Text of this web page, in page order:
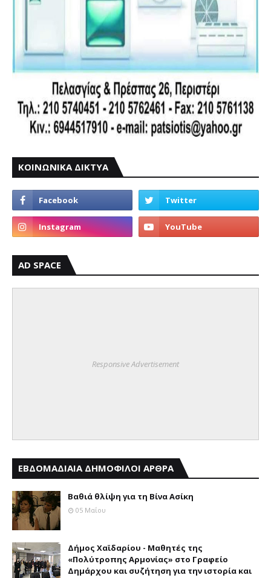
ΚΟΙΝΩΝΙΚΑ ΔΙΚΤΥΑ
AD SPACE
Responsive Advertisement
ΕΒΔΟΜΑΔΙΑΙΑ ΔΗΜΟΦΙΛΟΙ ΑΡΘΡΑ
Βαθιά θλίψη για τη Βίνα Ασίκη
05 Μαΐου
Δήμος Χαϊδαρίου - Μαθητές της
«Πολύτροπης Αρμονίας» στο Γραφείο
Δημάρχου και συζήτηση για την ιστορία και